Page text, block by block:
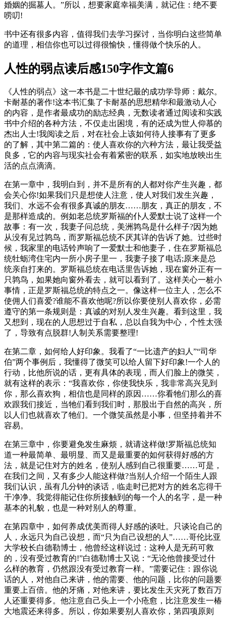
婚姻的掘墓人。”所以，想要家庭幸福美满，就记住：绝不要
唠叨!
书中还有很多内容，值得我们去学习探讨，当你明白这些简单
的道理，相信你也可以过得很愉快，懂得做个快乐的人。
人性的弱点读后感150字作文篇6
《人性的弱点》这一本书是二十世纪最的成功学导师：戴尔。
卡耐基的著作!这本书汇集了卡耐基的思想精华和最激动人心
的内容，是作者最成功的励志经典，无数读者通过阅读和实践
书中介绍的各种方法，不仅走出困境，有的还成为世人仰慕的
杰出人士!我阅读之后，对在社会上该如何待人接事有了更多
的了解，其中第二篇的：使人喜欢你的六种方法，最让我受益
良多，它的内容与现实社会有着紧密的联系，如实地放映出生
活的点点滴滴。
在第一章中，我明白到，并不是所有的人都对你产生兴趣，都
会关心你!如果我们只是想使人注意，使人对我们发生兴趣，
我们、水远不会有很多真诚的朋友……朋友，真正的朋友，不
是那样造成的。例如老总统罗斯福的仆人爱默士说了这样一个
故事：有一次，我妻子问总统，美洲鹑鸟是什么样子?因为她
从没有见过鹑鸟，而罗斯福总统不厌其详的告诉了她。过些时
候，我家里的电话铃声响了一爱默士和他妻子，住在罗斯福总
统牡蛎湾住宅内一所小房子里一，我妻子接了电话;原来是总
统亲自打来的。罗斯福总统在电话里告诉她，现在窗外正有一
只鹑鸟，如果她向窗外看去，就可以看到了。这样关心一桩小
事情，正是罗斯福总统的特点之一。像这样一位主人，怎么不
使佣人们喜爱?谁能不喜欢他呢?所以你要使别人喜欢你，必需
遵守的第一条规则是：真诚的对别人发生兴趣。看到这里，我
又想到，现在的人思想过于自私，总以自我为中心，个性太强
了，导致有点脱群!人制关系需要整理!
在第二章，如何给人好印象。我看了“一比遗产的妇人”“司华
伯”两个事例后，我懂得了微笑可以给人留下好印象!一个人的
行动，比他所说的话，更有具体的表现，而人们脸上的微笑，
就有这样的表示：“我喜欢你，你使我快乐，我非常高兴见到
你，那么喜欢狗，相信也是同样的原因……你看牠们那么的喜
欢跟我们接近，当牠们看到我们时，那股出于自然的高兴，所
以人们也就喜欢了牠们。一个微笑虽然是小事，但坚持着并不
容易。
在第三章中，你要避免发生麻烦，就请这样做!罗斯福总统知
道一种最简单、最明显、而又是最重要的如何获得好感的方
法，就是记住对方的姓名，使别人感到自己很重要……可是，
在我们之间，又有多少人能这样做?当别人介绍一个陌生人跟
我们认识，虽有几分钟的谈话，临走时已把对方的姓名忘得干
干净净。我觉得能记住你所接触到的每一个人的名字，是一种
基本的礼貌，也是一种对别人的尊重。
在第四章中，如何养成优美而得人好感的谈吐。只谈论自己的
人，永远只为自己设想，而“只为自己设想的人”……哥伦比亚
大学校长白德勒博士，他曾经这样说过：这种人是无药可救
的，没有受过教育的!”白德勒博士又说：“无论他曾接受过什
么样的教育，仍然跟没有受过教育一样。”需要记住：跟你说
话的人，对他自己来讲，他的需要、他的问题，比你的问题要
重要上百倍。他的牙痛，对他来讲，要比发生天灾死了数百万
人还重要得多。他注意自己头上一个小疮愈，比注意发生一椿
大地震还来得多。所以，你如果要别人喜欢你，第四项原则